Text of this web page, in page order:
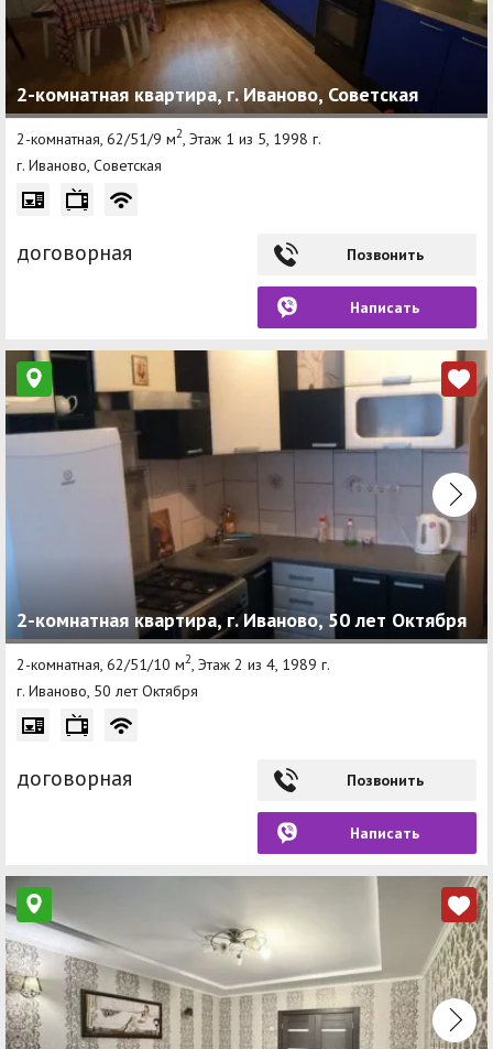
2-комнатная квартира, г. Иваново, Советская
2-комнатная, 62/51/9 м2, Этаж 1 из 5, 1998 г.
г. Иваново, Советская
договорная Позвонить
Написать
2-комнатная квартира, г. Иваново, 50 лет Октября
2-комнатная, 62/51/10 м2, Этаж 2 из 4, 1989 г.
г. Иваново, 50 лет Октября
договорная Позвонить
Написать